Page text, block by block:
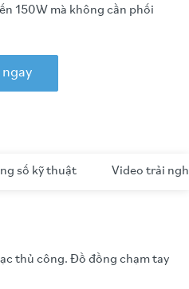
150W mà không cần phối
số kỹ thuật Video trải
thủ công. Đồ đồng chạm tay